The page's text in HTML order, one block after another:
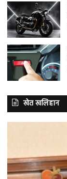
खेत खलिहान